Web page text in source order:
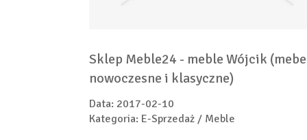
Sklep Meble24 - meble Wójcik
nowoczesne i klasyczne)
Data: 2017-02-10
Kategoria: E-Sprzedaż / Meble